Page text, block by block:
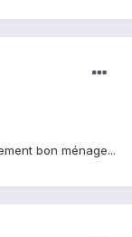
bon ménage...